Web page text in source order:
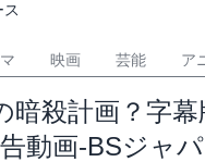
映画 芸能 ア
暗殺計画？字
動画-BSジャ